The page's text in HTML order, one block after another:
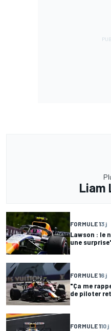
Liam
FORMULE 13 j
Lawson : le
une
FORMULE 16 j
"Ça me
de piloter
FORMULE 110 j